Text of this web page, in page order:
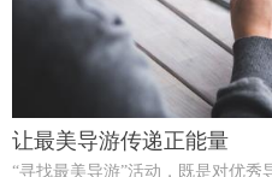
让最美导游传递正能量
“寻找最美导游”活动，既是对优